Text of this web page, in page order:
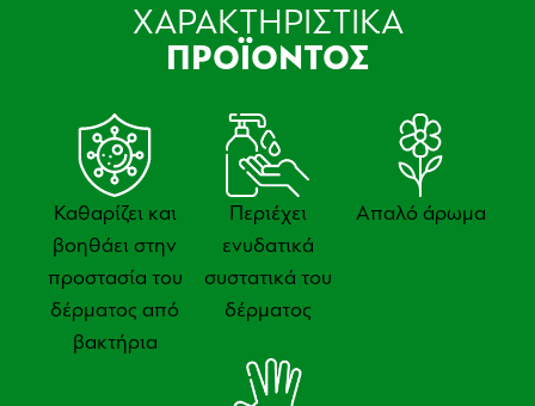
ΧΑΡΑΚΤΗΡΙΣΤΙΚΑ
ΠΡΟΪΟΝΤΟΣ
Καθαρίζει και
βοηθάει στην
προστασία του
δέρματος από
βακτήρια
Περιέχει
ενυδατικά
συστατικά του
δέρματος
Απαλό άρωμα